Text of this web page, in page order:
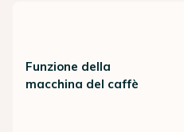
Funzione della
macchina del caffè